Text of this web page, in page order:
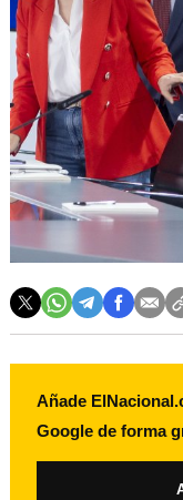
Añade
Google de forma